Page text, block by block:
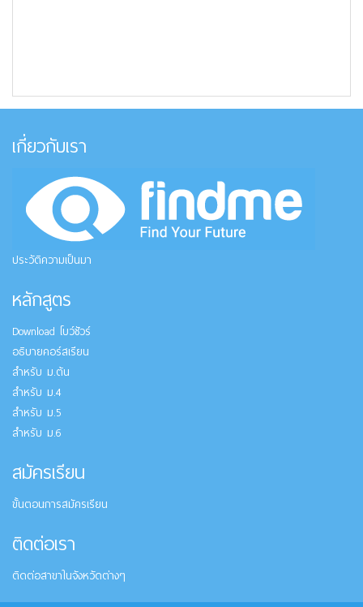
เกี่ยวกับเรา
ประวัติความเป็นมา
หลักสูตร
Download โบว์ชัวร์
อธิบายคอร์สเรียน
สำหรับ ม.ต้น
สำหรับ ม.4
สำหรับ ม.5
สำหรับ ม.6
สมัครเรียน
ขั้นตอนการสมัครเรียน
ติดต่อเรา
ติดต่อสาขาในจังหวัดต่างๆ